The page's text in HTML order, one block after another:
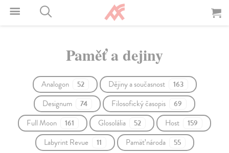
Paměť a dejiny
Analogon 52 Dějiny a současnost 163
Designum 74 Filosofický časopis 69
Full Moon 161 Glosolália 52 Host 159
Labyrint Revue 11 Pamäť národa 55